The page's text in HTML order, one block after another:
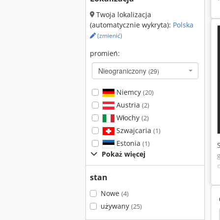
Twoja lokalizacja
(automatycznie wykryta): Polska
(zmienić)
promień:
Nieograniczony (29)
Niemcy (20)
Austria (2)
Włochy (2)
Szwajcaria (1)
Estonia (1)
Pokaż więcej
stan
Nowe (4)
używany (25)